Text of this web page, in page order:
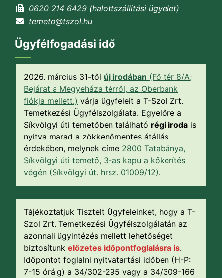
0620 214 6429 (halottszállítási ügyelet)
temeto@tszol.hu
Ügyfélfogadási idő
2026. március 31-től új irodában (Fő tér 8/A;
Bejárat a Megyeháza térről, az Oberbank
fiókja mellett.) várja ügyfeleit a T-Szol Zrt.
Temetkezési Ügyfélszolgálata. Egyelőre a
Síkvölgyi úti temetőben található régi iroda is
nyitva marad a zökkenőmentes átállás
érdekében, melynek címe 2800 Tatabánya,
Síkvölgyi úti temető, 3-as kapu a kőkerítés
végén (Síkvölgyi út. hrsz. 01009/12).
Tájékoztatjuk Tisztelt Ügyfeleinket, hogy a T-
Szol Zrt. Temetkezési Ügyfélszolgálatán az
azonnali ügyintézés mellett lehetőséget
biztosítunk előzetes időpontfoglalásra is.
Időpontot foglalni nyitvatartási időben (H-P:
7-15 óráig) a 34/302-295 vagy a 34/309-166